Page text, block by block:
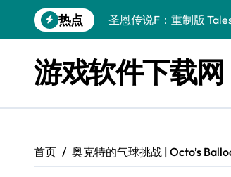
到
热点
圣恩传说F：重制版
终焉之玛格诺利亚：雾
星球大战前传1：绝地力
游戏软件下载网
首页 奥克特的气球挑战 | Octo’s